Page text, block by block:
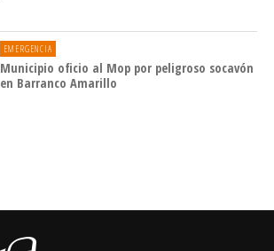
EMERGENCIA
Municipio oficio al Mop por peligroso socavón
en Barranco Amarillo